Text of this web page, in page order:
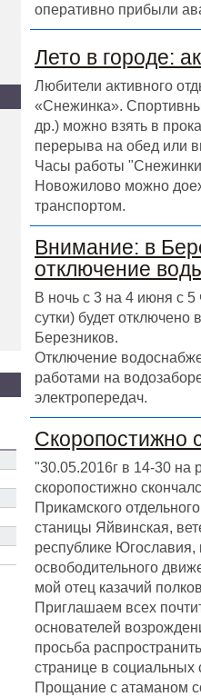
оперативно прибыли
Лето в городе:
Любители активного
«Снежинка».
др.) можно взять в
перерыва на обед или
Часы работы
Новожилово можно
транспортом.
Внимание: в
отключение
В ночь с 3 на 4 июня с 5
сутки) будет
Березников.
Отключение
работами на
электропередач.
Скоропостижно
"30.05.2016г в 14-30 на
скоропостижно
Прикамского
станицы Яйвинская,
республике
освободительного
мой отец казачий
Приглашаем всех
основателей
просьба
странице в
Прощание с атаманом